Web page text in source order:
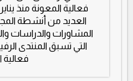
العديد من أنشطة
المشاورات والدراسات
التي تسبق المنتدى
فعالية